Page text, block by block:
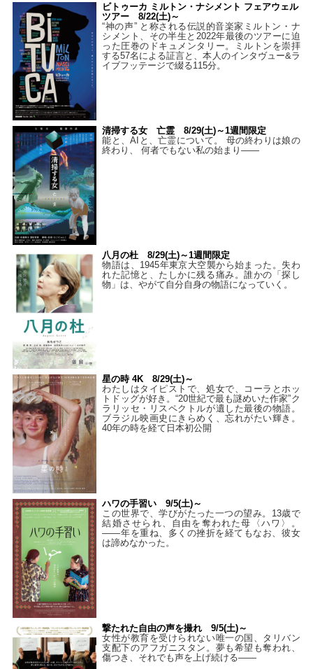
ビトゥーカ ミルトン・ナシメント フェアウェル
ツアー 8/22(土)～
“神の声” と称される伝説的音楽家ミルトン・ナ
シメント、その半生と2022年最後のツアーに迫
った圧巻のドキュメンタリー。ミルトンを崇拝
する57名による証言と、本人のインタヴュー&ラ
イブフッテージで綴る115分。
清掃する女 亡霊 8/29(土)～1週間限定
能と、AIと、亡霊について。 母の終わりは娘の
終わり、 何者でもない私の始まり――
八月の杜 8/29(土)～1週間限定
物語は、1945年東京大空襲から始まった。失わ
れた記憶と、たしかに残る痛み。誰かの「探し
物」は、やがて自分自身の物語になっていく。
星の時 4K 8/29(土)～
わたしはタイピストで、処⼥で、コーラとホッ
トドッグが好き。“20世紀で最も謎めいた作家”ク
ラリッセ・リスペクトルが遺した最後の物語。
ブラジル映画史にきらめく、忘れがたい輝き。
40年の時を経て⽇本初公開
ハワの手習い 9/5(土)～
この世界で、学びがたった一つの望み。13歳で
結婚させられ、自由を奪われた母〈ハワ〉。
——年を重ね、多くの挫折を経てもなお、彼女
は諦めなかった。
撃たれた自由の声を撮れ 9/5(土)～
女性が教育を受けられない唯一の国、タリバン
支配下のアフガニスタン。夢も希望も奪われ、
傷つき、それでも声を上げ続ける——